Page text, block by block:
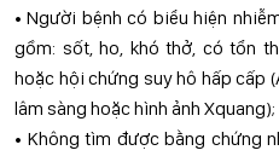
• Người bệnh có biểu hiện
gồm: sốt, ho, khó thở, có tổn
hoặc hội chứng suy hô hấp cấp
lâm sàng hoặc hình ảnh Xquang);
• Không tìm được bằng chứng